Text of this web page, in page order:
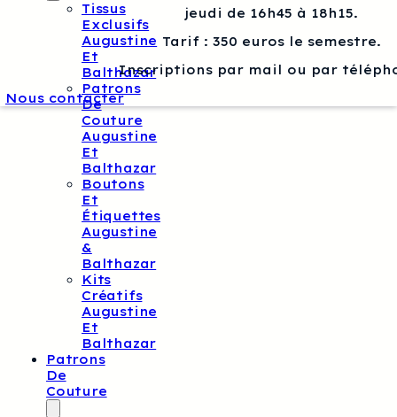
Tissus
Exclusifs
Augustine
Et
Balthazar
Patrons
De
Couture
Augustine
Et
Balthazar
Boutons
Et
Étiquettes
Augustine
&
Balthazar
Kits
Créatifs
Augustine
Et
Balthazar
Patrons
De
Couture
jeudi de 16h45 à 18h15.
Tarif : 350 euros le semestre.
Inscriptions par mail ou par
Nous contacter